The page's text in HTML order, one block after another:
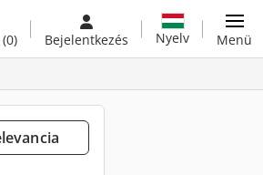
(0) Bejelentkezés Nyelv Menü